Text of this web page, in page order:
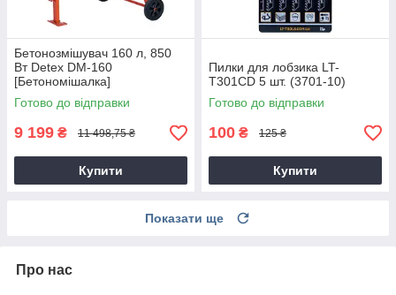
Бетонозмішувач 160 л, 850
Вт Detex DM-160
[Бетономішалка]
Готово до відправки
9 199 ₴ 11 498,75 ₴
Купити
Пилки для лобзика LT-
T301CD 5 шт. (3701-10)
Готово до відправки
100 ₴ 125 ₴
Купити
Показати ще
Про нас